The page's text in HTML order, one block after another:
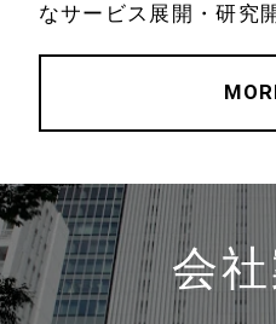
なサービス展開・研究
会